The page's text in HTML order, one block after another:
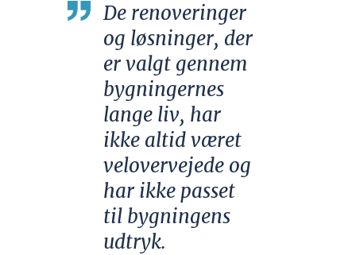
De renoveringer
og løsninger, der
er valgt gennem
bygningernes
lange liv, har
ikke altid været
velovervejede og
har ikke passet
til bygningens
udtryk.